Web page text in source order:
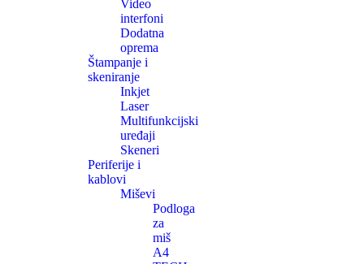
Video
interfoni
Dodatna
oprema
Štampanje i
skeniranje
Inkjet
Laser
Multifunkcijski
uređaji
Skeneri
Periferije i
kablovi
Miševi
Podloga
za
miš
A4